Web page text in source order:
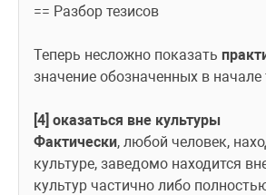
== Разбор тезисов
Теперь несложно показать
значение обозначенных в начале
[4] оказаться вне культуры
Фактически, любой человек,
культуре, заведомо находится
культур частично либо